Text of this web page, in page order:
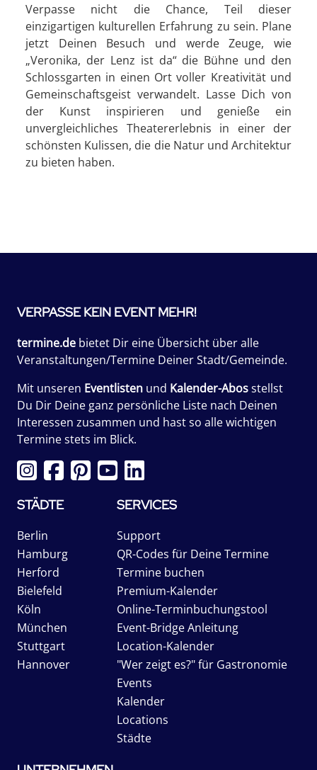
Verpasse nicht die Chance, Teil dieser
einzigartigen kulturellen Erfahrung zu sein. Plane
jetzt Deinen Besuch und werde Zeuge, wie
„Veronika, der Lenz ist da“ die Bühne und den
Schlossgarten in einen Ort voller Kreativität und
Gemeinschaftsgeist verwandelt. Lasse Dich von
der Kunst inspirieren und genieße ein
unvergleichliches Theatererlebnis in einer der
schönsten Kulissen, die die Natur und Architektur
zu bieten haben.
VERPASSE KEIN EVENT MEHR!
termine.de bietet Dir eine Übersicht über alle
Veranstaltungen/Termine Deiner Stadt/Gemeinde.
Mit unseren Eventlisten und Kalender-Abosstellst
Du Dir Deine ganz persönliche Liste nach Deinen
Interessen zusammen und hast so alle wichtigen
Termine stets im Blick.
STÄDTE
Berlin
Hamburg
Herford
Bielefeld
Köln
München
Stuttgart
Hannover
SERVICES
Support
QR-Codes für Deine Termine
Termine buchen
Premium-Kalender
Online-Terminbuchungstool
Event-Bridge Anleitung
Location-Kalender
"Wer zeigt es?" für Gastronomie
Events
Kalender
Locations
Städte